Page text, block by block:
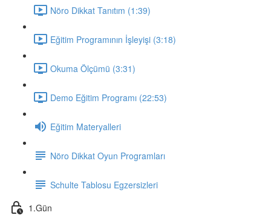
Nöro Dikkat Tanıtım (1:39)
Eğitim Programının İşleyişi (3:18)
Okuma Ölçümü (3:31)
Demo Eğitim Programı (22:53)
Eğitim Materyalleri
Nöro Dikkat Oyun Programları
Schulte Tablosu Egzersizleri
1.Gün